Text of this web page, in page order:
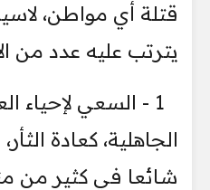
قتلة أي مواطن،
يترتب عليه عدد من
1 - السعي لإحياء
الجاهلية، كعادة
شائعا في كثير من